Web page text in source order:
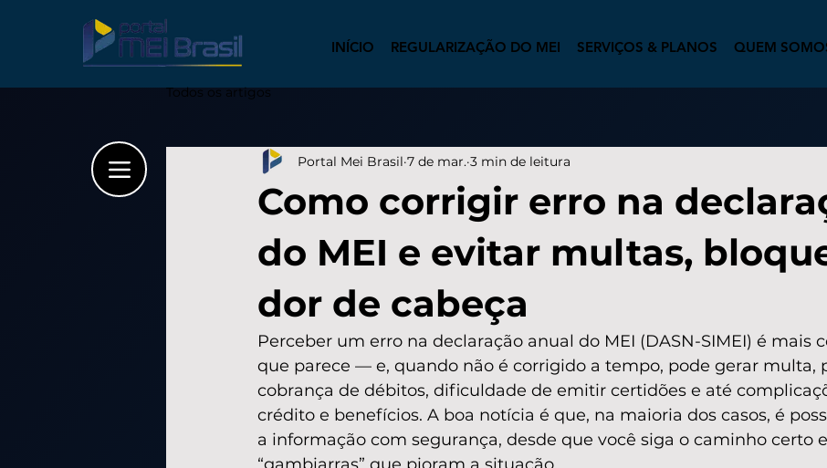
INÍCIO REGULARIZAÇÃO DO MEI SERVIÇOS & PLANOS QUEM
Todos os artigos
Como corrigir erro na
do MEI e evitar multas,
dor de cabeça
Portal Mei Brasil 7 de mar. 3 min de leitura
Perceber um erro na declaração anual do MEI (DASN-SIMEI) é mais
que parece — e, quando não é corrigido a tempo, pode gerar multa,
cobrança de débitos, dificuldade de emitir certidões e até
crédito e benefícios. A boa notícia é que, na maioria dos casos, é
a informação com segurança, desde que você siga o caminho certo